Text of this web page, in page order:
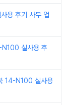
용 후기 사무 업
실사용 후
14-N100 실사용